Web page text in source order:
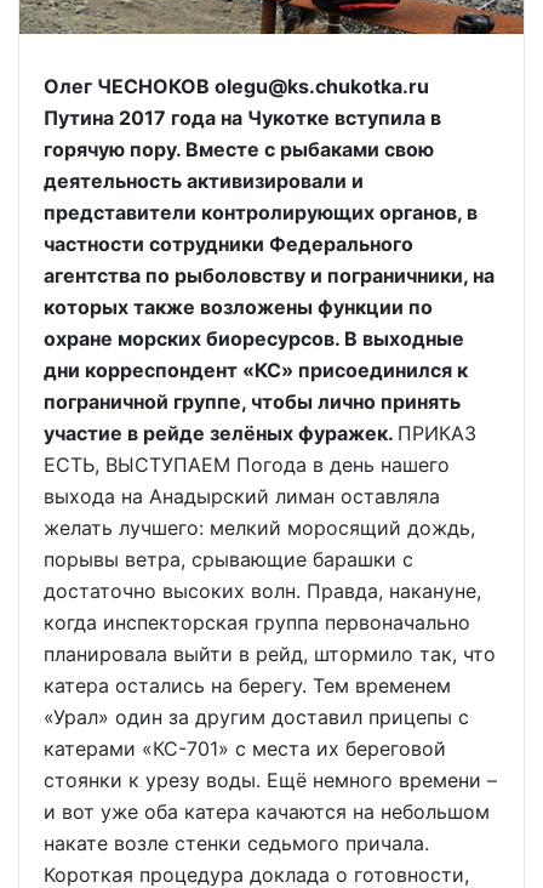
Олег ЧЕСНОКОВ olegu@ks.chukotka.ru
Путина 2017 года на Чукотке вступила в
горячую пору. Вместе с рыбаками свою
деятельность активизировали и
представители контролирующих органов, в
частности сотрудники Федерального
агентства по рыболовству и пограничники, на
которых также возложены функции по
охране морских биоресурсов. В выходные
дни корреспондент «КС» присоединился к
пограничной группе, чтобы лично принять
участие в рейде зелёных фуражек. ПРИКАЗ
ЕСТЬ, ВЫСТУПАЕМ Погода в день нашего
выхода на Анадырский лиман оставляла
желать лучшего: мелкий моросящий дождь,
порывы ветра, срывающие барашки с
достаточно высоких волн. Правда, накануне,
когда инспекторская группа первоначально
планировала выйти в рейд, штормило так, что
катера остались на берегу. Тем временем
«Урал» один за другим доставил прицепы с
катерами «КС-701» с места их береговой
стоянки к урезу воды. Ещё немного времени –
и вот уже оба катера качаются на небольшом
накате возле стенки седьмого причала.
Короткая процедура доклада о готовности,